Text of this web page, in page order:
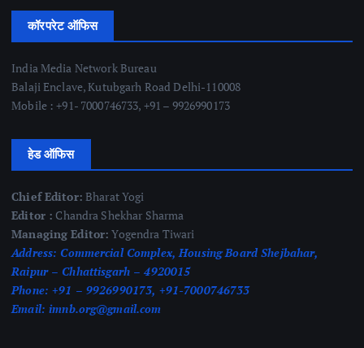
कॉरपरेट ऑफिस
India Media Network Bureau
Balaji Enclave, Kutubgarh Road Delhi-110008
Mobile : +91- 7000746733, +91 – 9926990173
हेड ऑफिस
Chief Editor: Bharat Yogi
Editor : Chandra Shekhar Sharma
Managing Editor: Yogendra Tiwari
Address: Commercial Complex, Housing Board Shejbahar,
Raipur – Chhattisgarh – 4920015
Phone: +91 – 9926990173, +91-7000746733
Email: imnb.org@gmail.com